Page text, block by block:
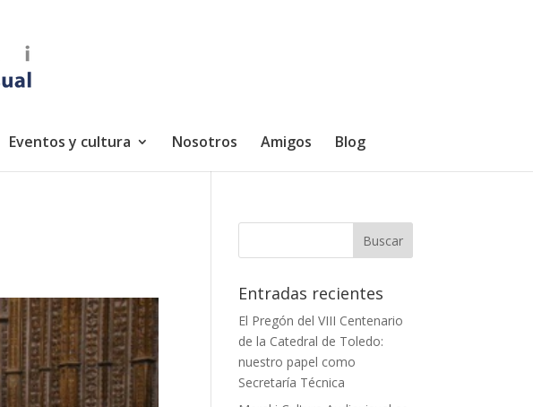
Eventos y cultura Nosotros Amigos Blog
Entradas recientes
El Pregón del VIII Centenario
de la Catedral de Toledo:
nuestro papel como
Secretaría Técnica